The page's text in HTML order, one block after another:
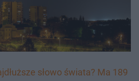
słowo świata? Ma 189